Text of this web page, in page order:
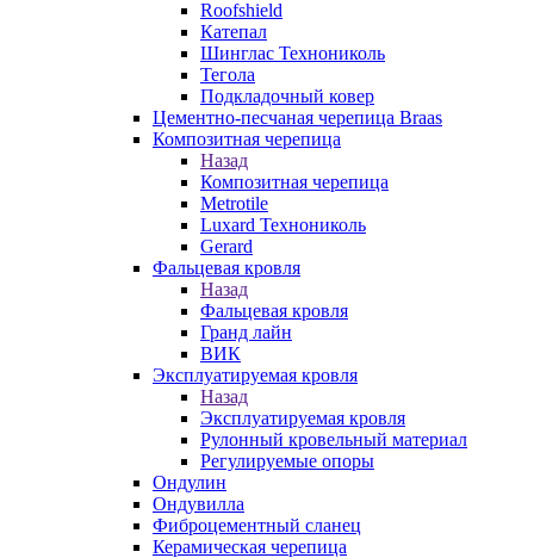
Roofshield
Катепал
Шинглас Технониколь
Тегола
Подкладочный ковер
Цементно-песчаная черепица Braas
Композитная черепица
Назад
Композитная черепица
Metrotile
Luxard Технониколь
Gerard
Фальцевая кровля
Назад
Фальцевая кровля
Гранд лайн
ВИК
Эксплуатируемая кровля
Назад
Эксплуатируемая кровля
Рулонный кровельный материал
Регулируемые опоры
Ондулин
Ондувилла
Фиброцементный сланец
Керамическая черепица